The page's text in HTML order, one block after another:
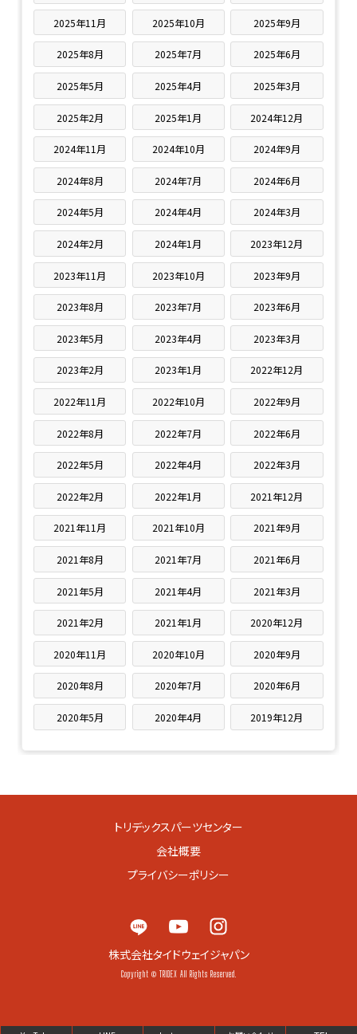
2025年11月 2025年10月 2025年9月
2025年8月 2025年7月 2025年6月
2025年5月 2025年4月 2025年3月
2025年2月 2025年1月 2024年12月
2024年11月 2024年10月 2024年9月
2024年8月 2024年7月 2024年6月
2024年5月 2024年4月 2024年3月
2024年2月 2024年1月 2023年12月
2023年11月 2023年10月 2023年9月
2023年8月 2023年7月 2023年6月
2023年5月 2023年4月 2023年3月
2023年2月 2023年1月 2022年12月
2022年11月 2022年10月 2022年9月
2022年8月 2022年7月 2022年6月
2022年5月 2022年4月 2022年3月
2022年2月 2022年1月 2021年12月
2021年11月 2021年10月 2021年9月
2021年8月 2021年7月 2021年6月
2021年5月 2021年4月 2021年3月
2021年2月 2021年1月 2020年12月
2020年11月 2020年10月 2020年9月
2020年8月 2020年7月 2020年6月
2020年5月 2020年4月 2019年12月
トリデックスパーツセンター
会社概要
プライバシーポリシー
株式会社タイドウェイジャパン
Copyright © TRIDEX All Rights Reserved.